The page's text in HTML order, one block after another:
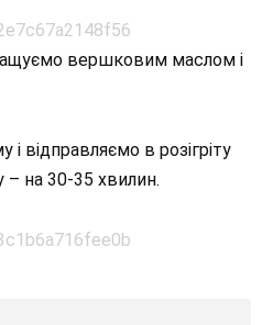
вершковим маслом і
відправляємо в розігріту
– на 30-35 хвилин.